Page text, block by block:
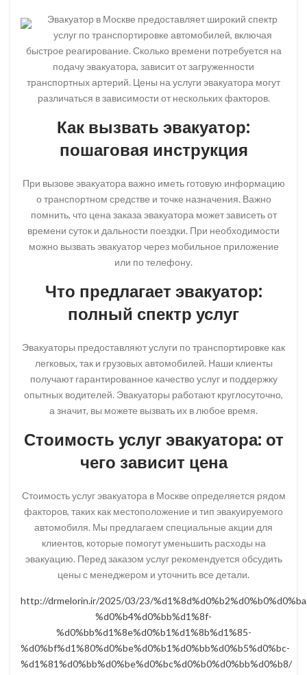
Эвакуатор в Москве предоставляет широкий спектр
услуг по транспортировке автомобилей, включая
быстрое реагирование. Сколько времени потребуется на
подачу эвакуатора, зависит от загруженности
транспортных артерий. Цены на услуги эвакуатора могут
различаться в зависимости от нескольких факторов.
Как вызвать эвакуатор:
пошаговая инструкция
При вызове эвакуатора важно иметь готовую информацию
о транспортном средстве и точке назначения. Важно
помнить, что цена заказа эвакуатора может зависеть от
времени суток и дальности поездки. При необходимости
можно вызвать эвакуатор через мобильное приложение
или по телефону.
Что предлагает эвакуатор:
полный спектр услуг
Эвакуаторы предоставляют услуги по транспортировке как
легковых, так и грузовых автомобилей. Наши клиенты
получают гарантированное качество услуг и поддержку
опытных водителей. Эвакуаторы работают круглосуточно,
а значит, вы можете вызвать их в любое время.
Стоимость услуг эвакуатора: от
чего зависит цена
Стоимость услуг эвакуатора в Москве определяется рядом
факторов, таких как местоположение и тип эвакуируемого
автомобиля. Мы предлагаем специальные акции для
клиентов, которые помогут уменьшить расходы на
эвакуацию. Перед заказом услуг рекомендуется обсудить
цены с менеджером и уточнить все детали.
http://drmelorin.ir/2025/03/23/
%d0%b4%d0%bb%d1%8f-
%d0%bb%d1%8e%d0%b1%d1%8b%d1%85-
%d0%bf%d1%80%d0%be%d0%b1%d0%bb%d0%b5%d0%bc-
%d1%81%d0%bb%d0%be%d0%bc%d0%b0%d0%bb%d0%b8/